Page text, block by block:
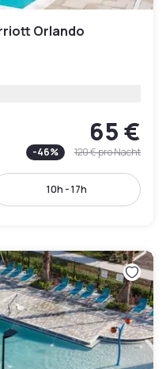
Orlando
65 €
-46% 120 €pro Nacht
10h - 17h